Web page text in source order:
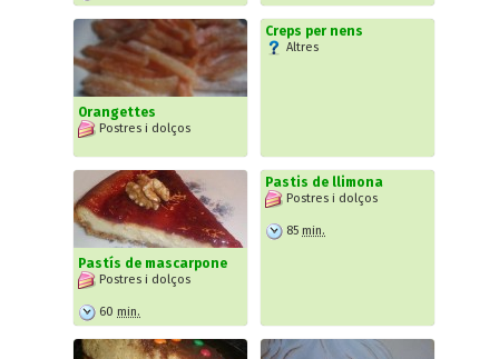
Orangettes
Postres i dolços
Creps per nens
Altres
Pastís de mascarpone
Postres i dolços
60 min.
Pastis de llimona
Postres i dolços
85 min.